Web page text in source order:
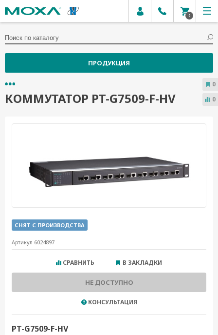
0
ПРОДУКЦИЯ
КОММУТАТОР PT-G7509-F-HV
СНЯТ С ПРОИЗВОДСТВА
Артикул 6024897
СРАВНИТЬ В ЗАКЛАДКИ
НЕ ДОСТУПНО
КОНСУЛЬТАЦИЯ
PT-G7509-F-HV
0
0